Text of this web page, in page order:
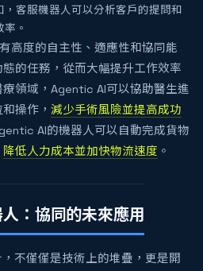
客服機器人可以分析客戶的提問和
。
高度的自主性、適應性和協同能
的任務，從而大幅提升工作效率
領域，Agentic AI可以協助醫生進
操作， 減少手術風險並提高成功
AI的機器人可以自動完成貨物
降低人力成本並加快物流速度 。
：協同的未來應用
不僅僅是技術上的堆疊，更是開